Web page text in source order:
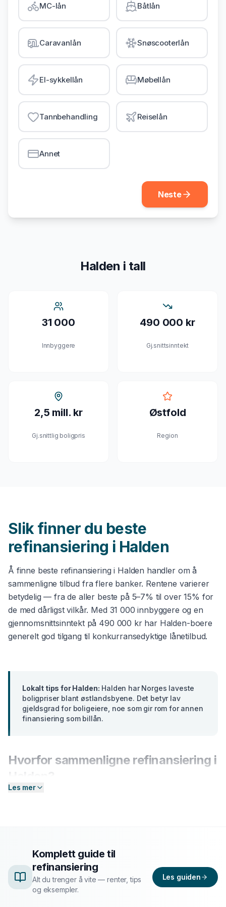
Gjeldsordning
Inkassohjelp
LÅN & KREDITT
Smålån
Lån uten sikkerhet
Kredittkort
Lån på dagen
MC-lån Båtlån
Caravanlån Snøscooterlån
El-sykkellån Møbellån
Tannbehandling Reiselån
Annet
Neste
Halden i tall
31 000
Innbyggere
490 000 kr
Gj.snittsinntekt
2,5 mill. kr
Gj.snittlig boligpris
Østfold
Region
Slik finner du beste
refinansiering i Halden
Å finne beste refinansiering i Halden handler om å
sammenligne tilbud fra flere banker. Rentene varierer
betydelig — fra de aller beste på 5–7% til over 15% for
de med dårligst vilkår. Med 31 000 innbyggere og en
gjennomsnittsinntekt på 490 000 krhar Halden-boere
generelt god tilgang til konkurransedyktige lånetilbud.
Lokalt tips forHalden: Halden har Norges laveste
boligpriser blant østlandsbyene. Det betyr lav
gjeldsgrad for boligeiere, noe som gir rom for annen
finansiering som billån.
Hvorfor sammenligne refinansiering i
Banker i
tilbud og finne det som passer deg best.
Slik fungerer prosessen
Les mer
Komplett guide til
refinansiering
Alt du trenger å vite — renter, tips
og eksempler.
Les guiden